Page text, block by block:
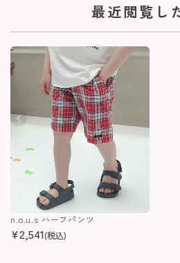
最近閲覧し
n.o.u.s ハーフパンツ
¥2,541(税込)